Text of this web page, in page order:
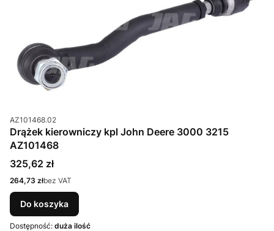
Kod produktu
AZ101468.02
Drążek kierowniczy kpl John Deere 3000 3215
AZ101468
Cena
325,62 zł
Cena
264,73 złbez VAT
Do koszyka
Dostępność: duża ilość